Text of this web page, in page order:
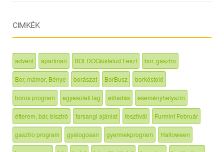
CIMKÉK
advent apartman BOLDOGkisfalud Feszt bor, gasztro
Bor, mámor, Bénye borászat BorBusz borkóstoló
boros program egyesületi tag előadás eseményhelyszín
étterem, bár, bisztró farsangi ajánlat fesztivál Furmint Február
gasztro program gyalogosan gyermekprogram Halloween